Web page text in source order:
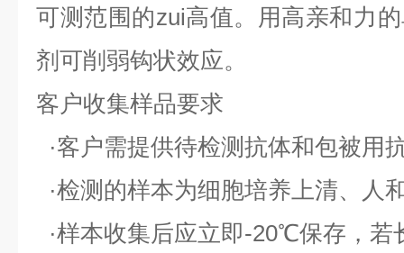
可测范围的zui高值。用高亲和力
剂可削弱钩状效应。
客户收集样品要求
·客户需提供待检测抗体和包被用
·检测的样本为细胞培养上清、人
·样本收集后应立即-20℃保存，若